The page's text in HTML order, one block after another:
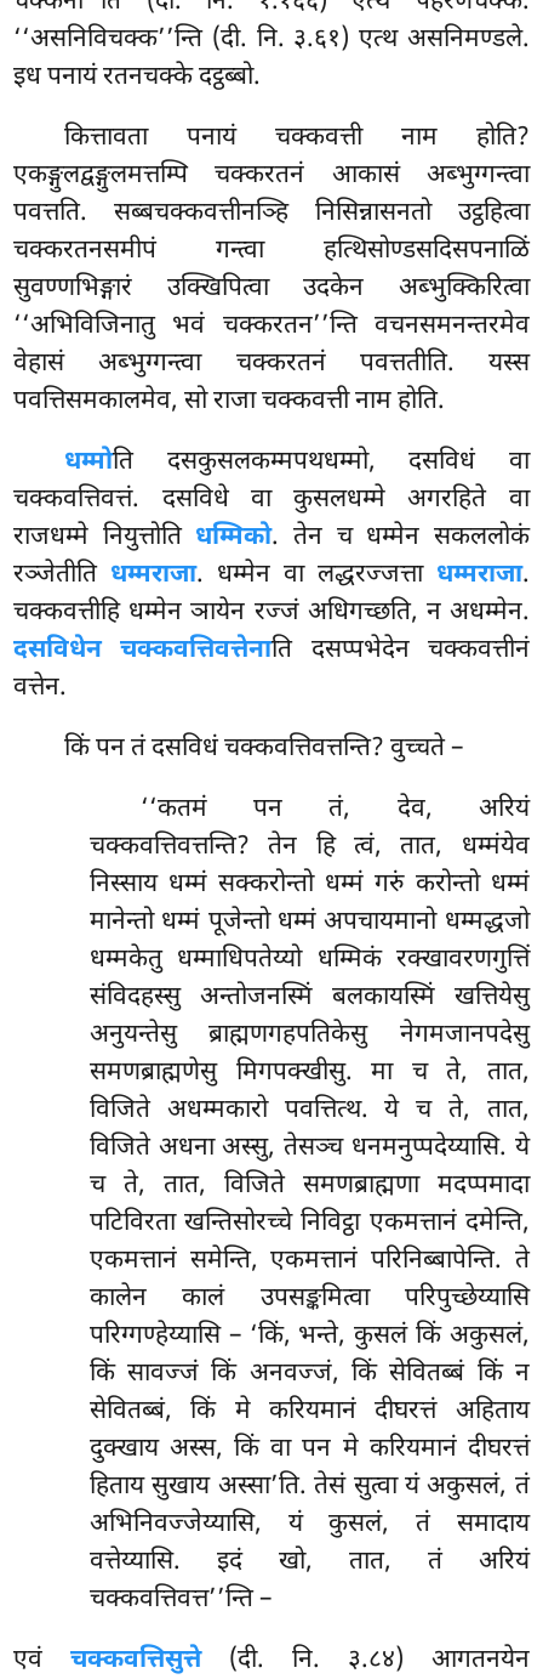
‘‘असनिविचक्क’’न्ति (दी. नि. ३.६१) एत्थ असनिमण्डले.
इध पनायं रतनचक्के दट्ठब्बो.
कित्तावता पनायं चक्कवत्ती नाम होति?
एकङ्गुलद्वङ्गुलमत्तम्पि चक्करतनं आकासं अब्भुग्गन्त्वा
पवत्तति. सब्बचक्कवत्तीनञ्हि निसिन्नासनतो उट्ठहित्वा
चक्करतनसमीपं गन्त्वा हत्थिसोण्डसदिसपनाळिं
सुवण्णभिङ्गारं उक्खिपित्वा उदकेन अब्भुक्किरित्वा
‘‘अभिविजिनातु भवं चक्करतन’’न्ति वचनसमनन्तरमेव
वेहासं अब्भुग्गन्त्वा चक्करतनं पवत्ततीति. यस्स
पवत्तिसमकालमेव, सो राजा चक्कवत्ती नाम होति.
धम्मोति दसकुसलकम्मपथधम्मो, दसविधं वा
चक्कवत्तिवत्तं. दसविधे वा कुसलधम्मे अगरहिते वा
राजधम्मे नियुत्तोति धम्मिको. तेन च धम्मेन सकललोकं
रञ्जेतीति धम्मराजा. धम्मेन वा लद्धरज्जत्ता धम्मराजा.
चक्कवत्तीहि धम्मेन ञायेन रज्जं अधिगच्छति, न अधम्मेन.
दसविधेन चक्कवत्तिवत्तेनाति दसप्पभेदेन चक्कवत्तीनं
वत्तेन.
किंपन तं दसविधं चक्कवत्तिवत्तन्ति? वुच्चते –
‘‘कतमं पन तं, देव, अरियं
चक्कवत्तिवत्तन्ति? तेन हि त्वं, तात, धम्मंयेव
निस्साय धम्मं सक्करोन्तो धम्मं गरुं करोन्तो धम्मं
मानेन्तो धम्मं पूजेन्तो धम्मं अपचायमानो धम्मद्धजो
धम्मकेतु धम्माधिपतेय्यो धम्मिकं रक्खावरणगुत्तिं
संविदहस्सु अन्तोजनस्मिं बलकायस्मिं खत्तियेसु
अनुयन्तेसु ब्राह्मणगहपतिकेसु नेगमजानपदेसु
समणब्राह्मणेसु मिगपक्खीसु. मा च ते, तात,
विजिते अधम्मकारो पवत्तित्थ. ये च ते, तात,
विजिते अधना अस्सु, तेसञ्च धनमनुप्पदेय्यासि. ये
च ते, तात, विजिते समणब्राह्मणा मदप्पमादा
पटिविरता खन्तिसोरच्चे निविट्ठा एकमत्तानं दमेन्ति,
एकमत्तानं समेन्ति, एकमत्तानं परिनिब्बापेन्ति. ते
कालेन कालं उपसङ्कमित्वा परिपुच्छेय्यासि
परिग्गण्हेय्यासि – ‘किं, भन्ते, कुसलं किं अकुसलं,
किं सावज्जं किं अनवज्जं, किं सेवितब्बं किं न
सेवितब्बं, किं मे करियमानं दीघरत्तं अहिताय
दुक्खाय अस्स, किं वा पन मे करियमानं दीघरत्तं
हिताय सुखाय अस्सा’ति. तेसं सुत्वा यं अकुसलं, तं
अभिनिवज्जेय्यासि, यं कुसलं, तं समादाय
वत्तेय्यासि. इदं खो, तात, तं अरियं
चक्कवत्तिवत्त’’न्ति –
एवंचक्कवत्तिसुत्ते(दी. नि. ३.८४) आगतनयेन